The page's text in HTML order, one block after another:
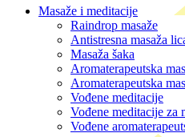
Masaže i meditacije
Raindrop masaže
Antistresna masaža
Masaža šaka
Aromaterapeutska
Aromaterapeutska
Vođene meditacije
Vođene meditacije za
Vođene